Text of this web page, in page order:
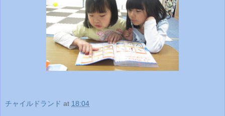
チャイルドランド at 18:04